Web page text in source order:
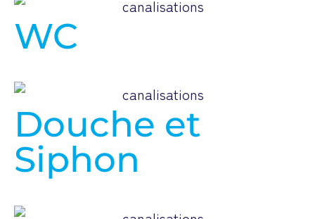
WC
Douche et
Siphon